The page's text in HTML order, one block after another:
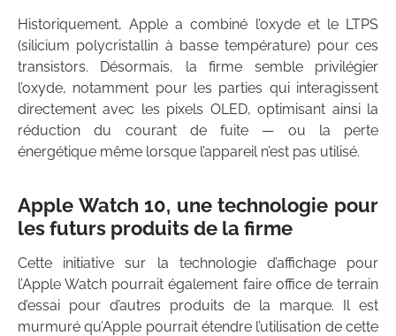
Historiquement, Apple a combiné l’oxyde et le LTPS
(silicium polycristallin à basse température) pour ces
transistors. Désormais, la firme semble privilégier
l’oxyde, notamment pour les parties qui interagissent
directement avec les pixels OLED, optimisant ainsi la
réduction du courant de fuite — ou la perte
énergétique même lorsque l’appareil n’est pas utilisé.
Apple Watch 10, une technologie pour
les futurs produits de la firme
Cette initiative sur la technologie d’affichage pour
l’Apple Watch pourrait également faire office de terrain
d’essai pour d’autres produits de la marque. Il est
murmuré qu’Apple pourrait étendre l’utilisation de cette